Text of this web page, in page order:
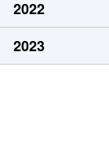
2022
2023